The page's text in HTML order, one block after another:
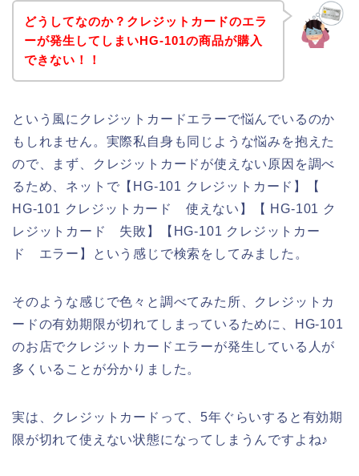
どうしてなのか？クレジットカードのエラ
ーが発生してしまいHG-101の商品が購入
できない！！
という風にクレジットカードエラーで悩んでいるのか
もしれません。実際私自身も同じような悩みを抱えた
ので、まず、クレジットカードが使えない原因を調べ
るため、ネットで【HG-101 クレジットカード】【
HG-101 クレジットカード 使えない】【 HG-101 ク
レジットカード 失敗】【HG-101 クレジットカー
ド エラー】という感じで検索をしてみました。
そのような感じで色々と調べてみた所、クレジットカ
ードの有効期限が切れてしまっているために、HG-101
のお店でクレジットカードエラーが発生している人が
多くいることが分かりました。
実は、クレジットカードって、5年ぐらいすると有効期
限が切れて使えない状態になってしまうんですよね♪